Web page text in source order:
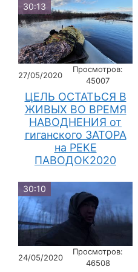
30:13
27/05/2020
Просмотров:
45007
ЦЕЛЬ ОСТАТЬСЯ В
ЖИВЫХ ВО ВРЕМЯ
НАВОДНЕНИЯ от
гиганского ЗАТОРА
на РЕКЕ
ПАВОДОК2020
30:10
24/05/2020
Просмотров:
46508